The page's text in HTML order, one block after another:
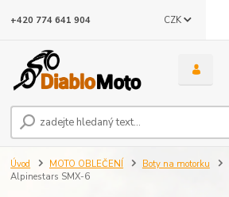
CZK
+420 774 641 904
Úvod MOTO OBLEČENÍ Boty na motorku
Alpinestars SMX-6